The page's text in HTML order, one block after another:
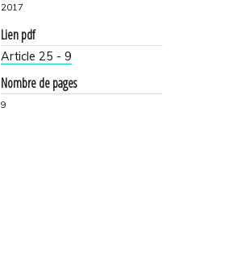
2017
Lien pdf
Article 25 - 9
Nombre de pages
9